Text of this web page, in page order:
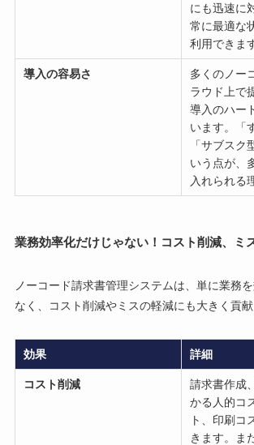
にも迅速に
常に最適な
利用できま
導入の容易さ
多くのノー
ラウド上で
導入のハー
います。「
「サブスク
いう点が、
入れられる
業務効率化だけじゃない！コスト削減、ミ
ノーコード請求書管理システムは、単に業務
なく、コスト削減やミスの軽減にも大きく貢献
効果 詳細
コスト削減
請求書作成
かる人的コ
ト、印刷コ
きます。ま